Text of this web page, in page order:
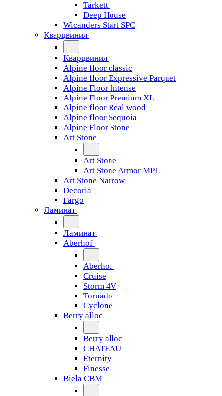
Tarkett
Deep House
Wicanders Start SPC
Кварцвинил
Кварцвинил
Alpine floor classic
Alpine floor Expressive Parquet
Alpine Floor Intense
Alpine Floor Premium XL
Alpine floor Real wood
Alpine floor Sequoia
Alpine Floor Stone
Art Stone
Art Stone
Art Stone Armor MPL
Art Stone Narrow
Decoria
Fargo
Ламинат
Ламинат
Aberhof
Aberhof
Cruise
Storm 4V
Tornado
Сyclone
Berry alloc
Berry alloc
CHATEAU
Eternity
Finesse
Biela CBM